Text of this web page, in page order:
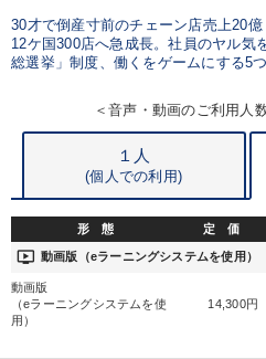
30才で倒産寸前のチェーン店売上20
12ケ国300店へ急成長。社員のヤル気
総選挙」制度、働くをゲームにする5
＜音声・動画のご利用人
１人
(個人での利用)
形 態 定 価
ondemand_video 動画版（eラーニングシステムを使用）
動画版
（eラーニングシステムを使
用）
14,300円